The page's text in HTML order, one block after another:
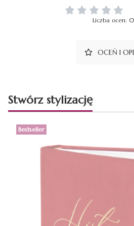
Liczba ocen: 0
OCEŃ I
Stwórz stylizację
Bestseller